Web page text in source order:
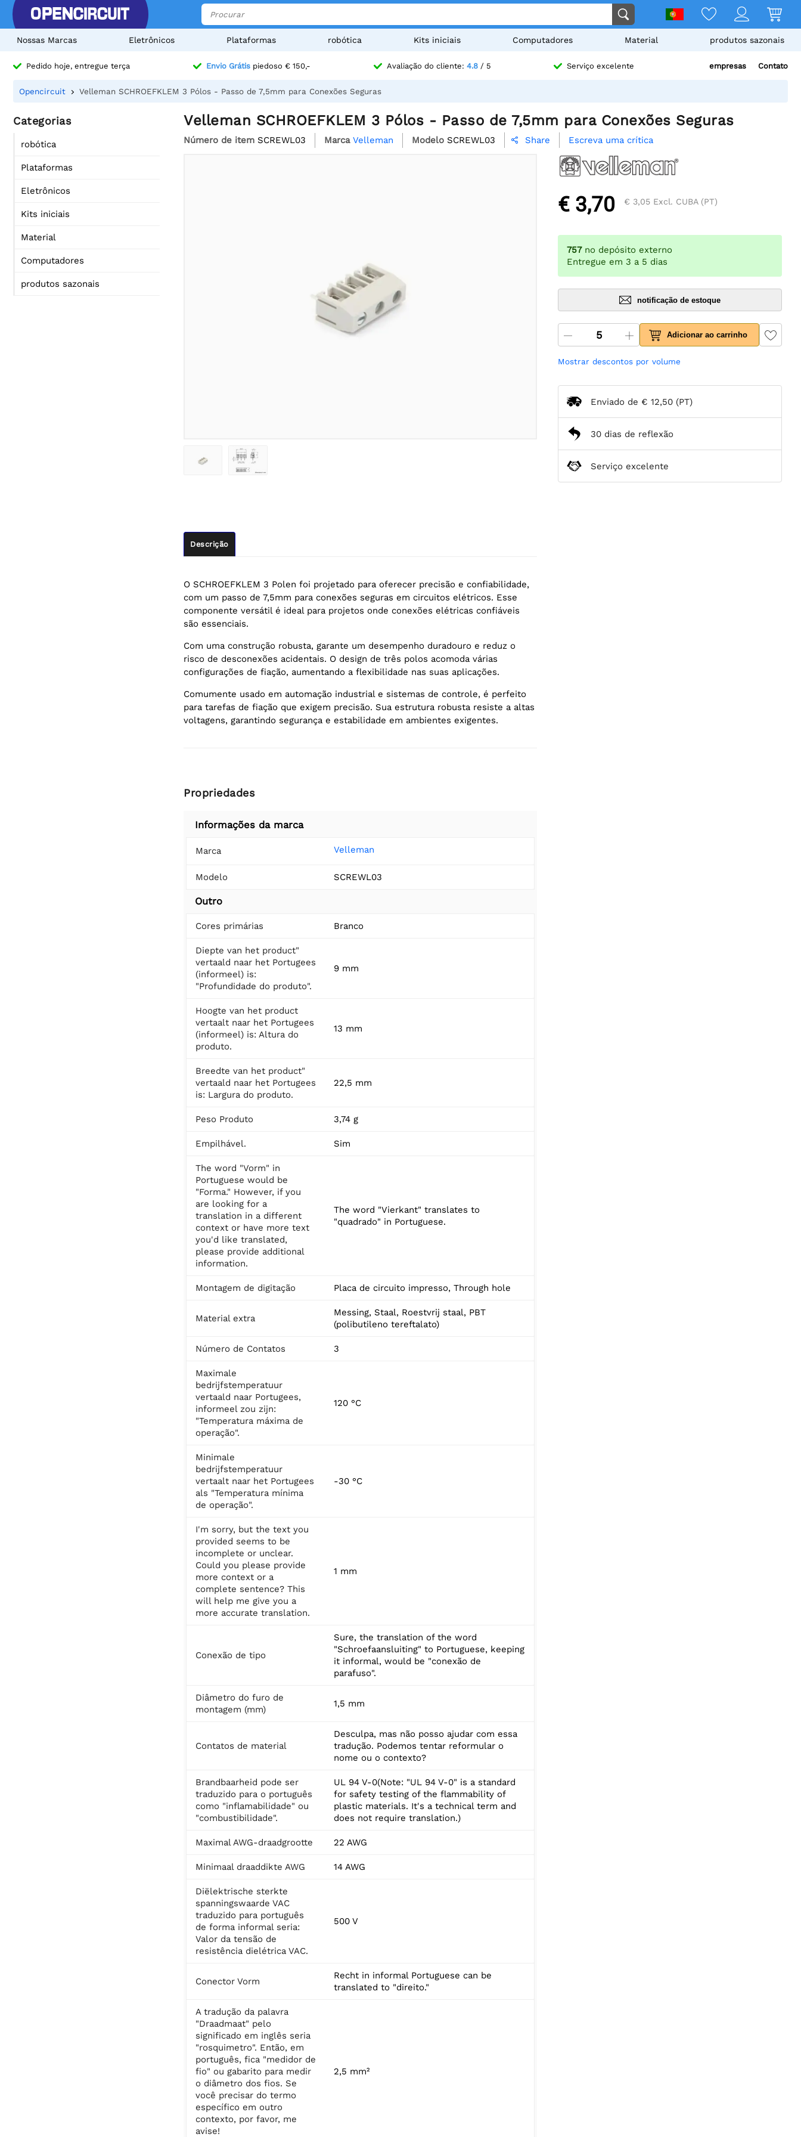
Nossas Marcas Eletrônicos Plataformas robótica Kits iniciais Computadores Material produtos sazonais
Pedido hoje, entregue terça Envio Grátispiedoso € 150,- Avaliação do cliente: 4.8/ 5 Serviço excelente empresas Contato
Opencircuit Velleman SCHROEFKLEM 3 Pólos - Passo de 7,5mm para Conexões Seguras
Categorias
robótica
Plataformas
Eletrônicos
Kits iniciais
Material
Computadores
produtos sazonais
Velleman SCHROEFKLEM 3 Pólos - Passo de 7,5mm para Conexões Seguras
Número de item SCREWL03 Marca Velleman Modelo SCREWL03  Share Escreva uma crítica
Descrição
O SCHROEFKLEM 3 Polen foi projetado para oferecer precisão e confiabilidade,
com um passo de 7,5mm para conexões seguras em circuitos elétricos. Esse
componente versátil é ideal para projetos onde conexões elétricas confiáveis
são essenciais.
Com uma construção robusta, garante um desempenho duradouro e reduz o
risco de desconexões acidentais. O design de três polos acomoda várias
configurações de fiação, aumentando a flexibilidade nas suas aplicações.
Comumente usado em automação industrial e sistemas de controle, é perfeito
para tarefas de fiação que exigem precisão. Sua estrutura robusta resiste a altas
voltagens, garantindo segurança e estabilidade em ambientes exigentes.
Propriedades
Informações da marca
Marca Velleman
Modelo SCREWL03
Outro
Cores primárias Branco
Diepte van het product"
vertaald naar het Portugees
(informeel) is:
"Profundidade do produto".
9 mm
Hoogte van het product
vertaalt naar het Portugees
(informeel) is: Altura do
produto.
13 mm
Breedte van het product"
vertaald naar het Portugees
is: Largura do produto.
22,5 mm
Peso Produto 3,74 g
Empilhável. Sim
The word "Vorm" in
Portuguese would be
"Forma." However, if you
are looking for a
translation in a different
context or have more text
you'd like translated,
please provide additional
information.
The word "Vierkant" translates to
"quadrado" in Portuguese.
Montagem de digitação Placa de circuito impresso, Through hole
Material extra
Messing, Staal, Roestvrij staal, PBT
(polibutileno tereftalato)
Número de Contatos 3
Maximale
bedrijfstemperatuur
vertaald naar Portugees,
informeel zou zijn:
"Temperatura máxima de
operação".
120 °C
Minimale
bedrijfstemperatuur
vertaalt naar het Portugees
als "Temperatura mínima
de operação".
-30 °C
I'm sorry, but the text you
provided seems to be
incomplete or unclear.
Could you please provide
more context or a
complete sentence? This
will help me give you a
more accurate translation.
1 mm
Conexão de tipo
Sure, the translation of the word
"Schroefaansluiting" to Portuguese, keeping
it informal, would be "conexão de
parafuso".
Diâmetro do furo de
montagem (mm)
1,5 mm
Contatos de material
Desculpa, mas não posso ajudar com essa
tradução. Podemos tentar reformular o
nome ou o contexto?
Brandbaarheid pode ser
traduzido para o português
como "inflamabilidade" ou
"combustibilidade".
UL 94 V-0(Note: "UL 94 V-0" is a standard
for safety testing of the flammability of
plastic materials. It's a technical term and
does not require translation.)
Maximal AWG-draadgrootte 22 AWG
Minimaal draaddikte AWG 14 AWG
Diëlektrische sterkte
spanningswaarde VAC
traduzido para português
de forma informal seria:
Valor da tensão de
resistência dielétrica VAC.
500 V
Conector Vorm
Recht in informal Portuguese can be
translated to "direito."
A tradução da palavra
"Draadmaat" pelo
significado em inglês seria
"rosquimetro". Então, em
português, fica "medidor de
fio" ou gabarito para medir
o diâmetro dos fios. Se
você precisar do termo
específico em outro
contexto, por favor, me
avise!
2,5 mm²
€ 3,70 € 3,05 Excl. CUBA (PT)
757 no depósito externo
Entregue em 3 a 5 dias
notificação de estoque
Adicionar ao carrinho
Mostrar descontos por volume
Enviado de € 12,50 (PT)
30 dias de reflexão
Serviço excelente